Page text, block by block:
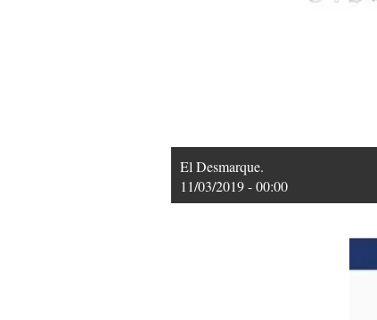
El Desmarque.
11/03/2019 - 00:00